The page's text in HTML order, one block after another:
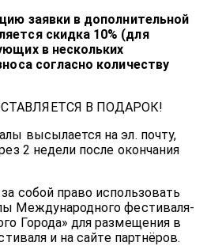
заявки в дополнительной
скидка 10% (для
в нескольких
согласно количеству
В ПОДАРОК!
высылается на эл. почту,
2 недели после окончания
собой право использовать
Международного фестиваля-
Города» для размещения в
и на сайте партнёров.